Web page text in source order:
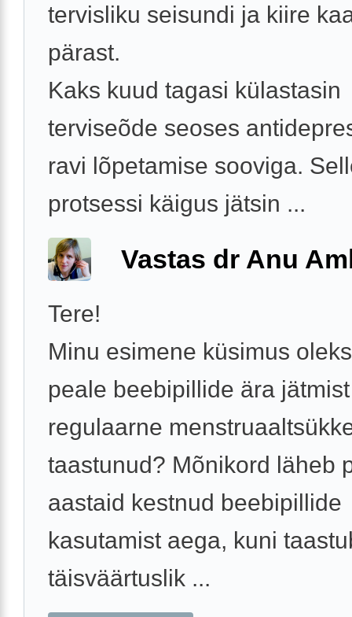
tervisliku seisundi ja kiire
pärast.
Kaks kuud tagasi külastasin
terviseõde seoses
ravi lõpetamise sooviga.
protsessi käigus jätsin ...
Vastas dr Anu
Tere!
Minu esimene küsimus
peale beebipillide ära
regulaarne
taastunud? Mõnikord läheb
aastaid kestnud beebipillide
kasutamist aega, kuni
täisväärtuslik ...